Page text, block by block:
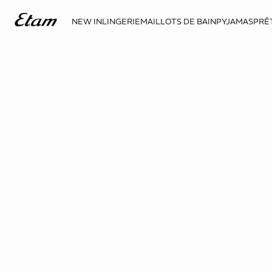
NEW INLINGERIEMAILLOTS DE BAINPYJAMAS